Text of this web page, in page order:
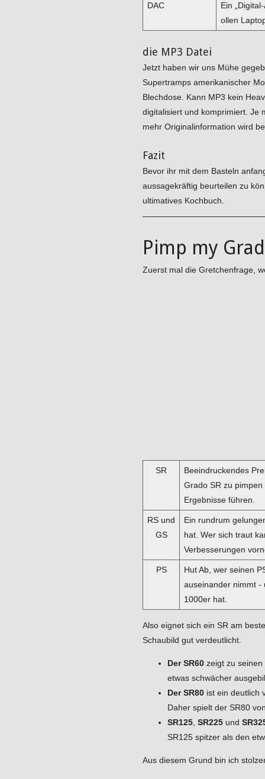
DAC
Ein
ollen
die MP3 Datei
Jetzt haben wir uns Mühe
Supertramps amerikanischer
Blechdose. Kann MP3 kein
digitalisiert und komprimiert. Je
mehr Originalinformation wird
Fazit
Bevor ihr mit dem Basteln
aussagekräftig beurteilen zu
ultimatives Kochbuch.
Pimp my
Zuerst mal die Gretchenfrage,
SR
Beeindruckendes
Grado SR zu
Ergebnisse führen.
RS und
GS
Ein rundrum
hat. Wer sich traut
Verbesserungen
PS
Hut Ab, wer seinen
auseinander nimmt -
1000er hat.
Also eignet sich ein SR am
Schaubild gut verdeutlicht.
Der SR60 zeigt zu
etwas schwächer
Der SR80 ist ein deutlich
Daher spielt der SR80
SR125 SR225 und
SR125 spitzer als den
Aus diesem Grund bin ich